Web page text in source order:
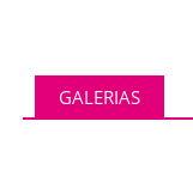
GALERIAS